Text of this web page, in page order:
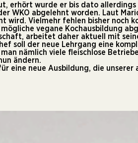
erhört wurde er bis dato
WKO abgelehnt worden. Laut
Vielmehr fehlen bisher noch
vegane Kochausbildung
, arbeitet daher aktuell mit
soll der neue Lehrgang eine
nämlich viele fleischlose
ändern.
eine neue Ausbildung, die